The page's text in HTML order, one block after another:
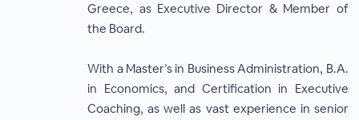
Greece, as Executive Director & Member of
the Board.
With a Master’s in Business Administration, B.A.
in Economics, and Certification in Executive
Coaching, as well as vast experience in senior